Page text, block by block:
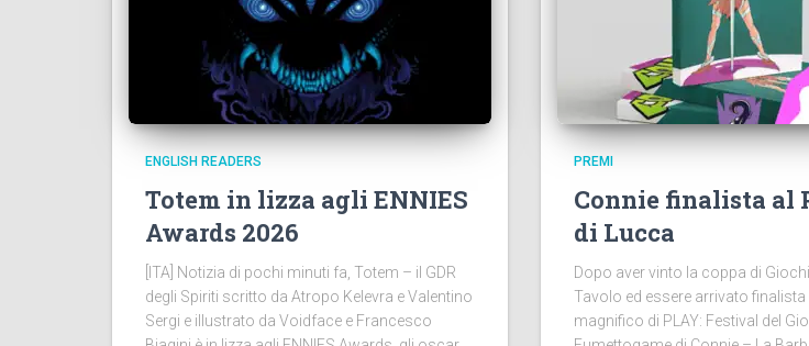
ENGLISH READERS
Totem in lizza agli ENNIES
Awards 2026
[ITA] Notizia di pochi minuti fa, Totem – il GDR
degli Spiriti scritto da Atropo Kelevra e Valentino
Sergi e illustrato da Voidface e Francesco
PREMI
Connie finalista al
di Lucca
Dopo aver vinto la coppa di
Tavolo ed essere arrivato
magnifico di PLAY: Festival del